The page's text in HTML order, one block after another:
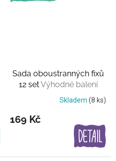
Sada oboustranných fixů
12 setVýhodné balení
Skladem (8 ks)
169 Kč